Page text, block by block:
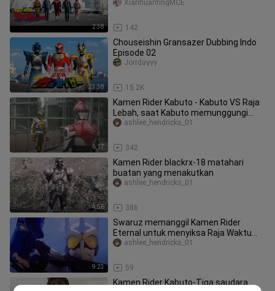
2:38
[Tim Lokalisasi MCE]
142
XiarihuantingMCE
23:38
Chouseishin Gransazer Dubbing Indo
Episode 02
15.2K
Jorrdayyy
6:17
Kamen Rider Kabuto - Kabuto VS Raja
Lebah, saat Kabuto memunggungi
Anda, nasib Anda akan hancur
342
ashlee_hendricks_01
4:56
Kamen Rider blackrx-18 matahari
buatan yang menakutkan
386
ashlee_hendricks_01
9:23
Swaruz memanggil Kamen Rider
Eternal untuk menyiksa Raja Waktu
secara brutal, Katsumi Daido: Saya ti
59
ashlee_hendricks_01
Kamen Rider Kabuto-Tiga saudara